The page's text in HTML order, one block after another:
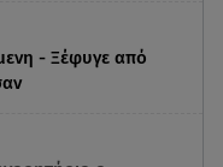
- Ξέφυγε από